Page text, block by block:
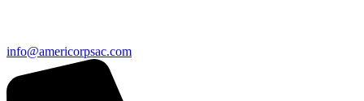
info@americorpsac.com